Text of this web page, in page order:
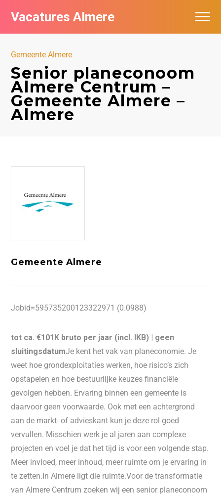
Vacatures Almere
Gemeente Almere
Senior planeconoom
Almere Centrum –
Gemeente Almere –
Almere
Gemeente Almere
Jobid=595735200123322971 (0.0988)
tot ca. €101K bruto per jaar (incl. IKB) | geen
sluitingsdatumJe kent het vak van planeconomie. Je
weet hoe grondexploitaties werken, hoe risico’s zich
opstapelen en hoe bestuurlijke keuzes financiële
gevolgen hebben. Ervaring binnen een gemeente is
daarvoor geen voorwaarde. Ook met een achtergrond
aan de markt- of advieskant kun je deze rol goed
vervullen. Misschien werk je al jaren aan complexe
projecten en voel je dat het tijd is voor een volgende stap.
Meer invloed, meer inhoud, meer ruimte om je ervaring in
te zetten.In Almere ligt die ruimte.Voor de transformatie
van Almere Centrum zoeken wij een senior planeconoom
Vacatures per bedrijf
Nieuwsbrief feed